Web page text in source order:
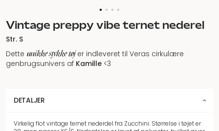
Vintage preppy vibe ternet nederel
Str. S
Dette unikke stykke tøjer indleveret til Veras cirkulære
genbrugsunivers af Kamille <3
DETALJER
Virkelig flot vintage ternet nederdel fra Zucchini. Størrelse i tøjet er